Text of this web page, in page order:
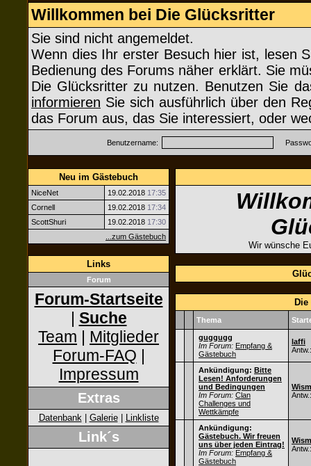
Willkommen bei Die Glücksritter
Sie sind nicht angemeldet.
Wenn dies Ihr erster Besuch hier ist, lesen
Bedienung des Forums näher erklärt. Sie
Die Glücksritter zu nutzen. Benutzen Sie
informieren Sie sich ausführlich über den
das Forum aus, das Sie interessiert, oder
Benutzername:
Neu im Gästebuch
NiceNet 19.02.2018 17:35
Cornell
19.02.2018 17:34
ScottShuri
19.02.2018 17:30
...zum Gästebuch
Links
Forum
Forum-Startseite
| Suche
Team | Mitglieder
Forum-FAQ |
Impressum
Extras
Datenbank| Galerie| Linkliste
Link´s
Wir wünsche
Thema
guggugg
Im Forum: Empfang &
Gästebuch
laffi
Ankündigung: Bitte
Lesen! Anforderungen
und Bedingungen
Im Forum: Clan
Challenges und
Wettkämpfe
Ankündigung:
Gästebuch. Wir freuen
uns über jeden Eintrag!
Im Forum: Empfang &
Gästebuch